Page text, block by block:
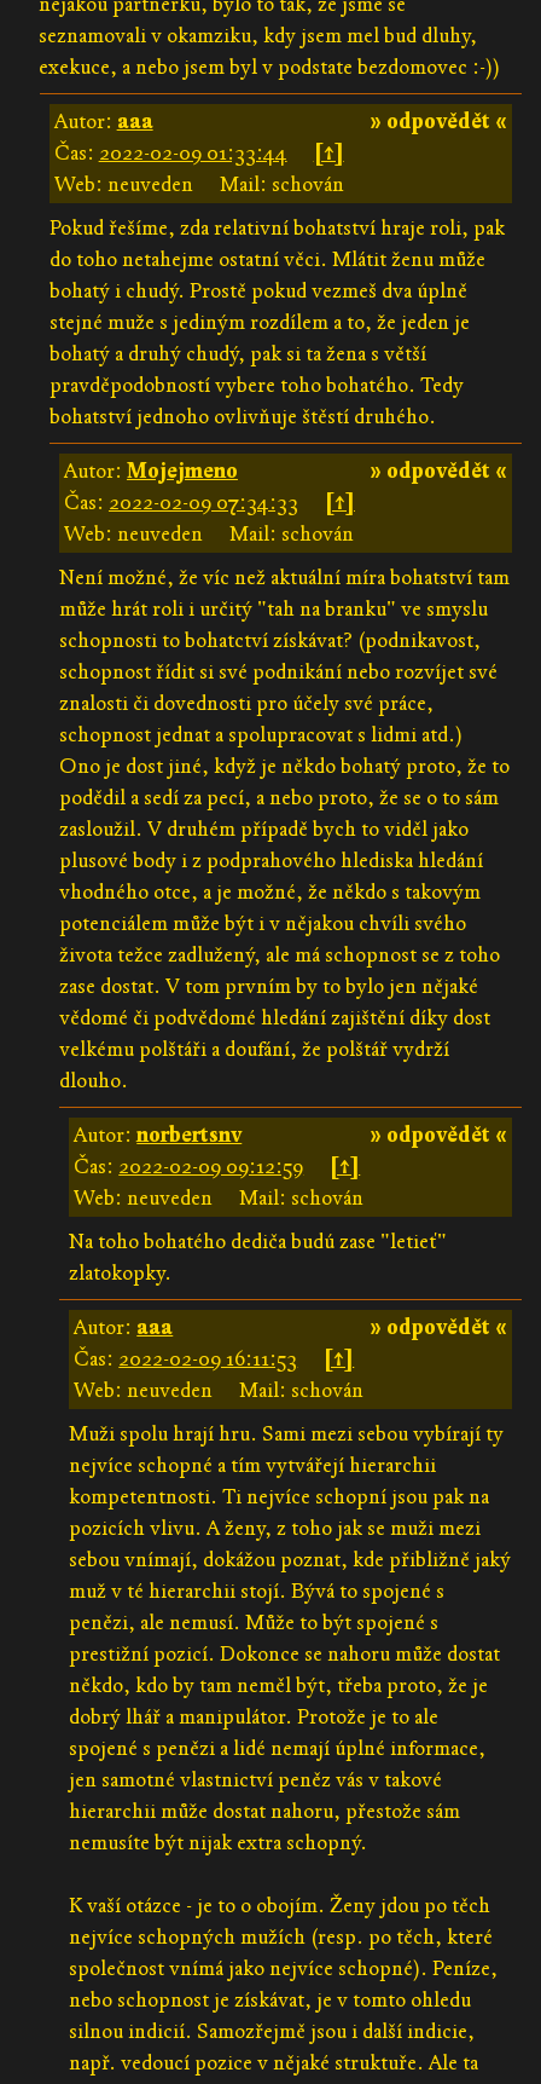
seznamovali v okamziku, kdy jsem mel bud dluhy,
exekuce, a nebo jsem byl v podstate bezdomovec :-))
» odpovědět «
Autor: aaa
Čas: 2022-02-09 01:33:44
[↑]
Web: neuveden
Mail: schován
Pokud řešíme, zda relativní bohatství hraje roli, pak
do toho netahejme ostatní věci. Mlátit ženu může
bohatý i chudý. Prostě pokud vezmeš dva úplně
stejné muže s jediným rozdílem a to, že jeden je
bohatý a druhý chudý, pak si ta žena s větší
pravděpodobností vybere toho bohatého. Tedy
bohatství jednoho ovlivňuje štěstí druhého.
» odpovědět «
Autor: Mojejmeno
Čas: 2022-02-09 07:34:33
[↑]
Web: neuveden
Mail: schován
Není možné, že víc než aktuální míra bohatství tam
může hrát roli i určitý "tah na branku" ve smyslu
schopnosti to bohatctví získávat? (podnikavost,
schopnost řídit si své podnikání nebo rozvíjet své
znalosti či dovednosti pro účely své práce,
schopnost jednat a spolupracovat s lidmi atd.)
Ono je dost jiné, když je někdo bohatý proto, že to
podědil a sedí za pecí, a nebo proto, že se o to sám
zasloužil. V druhém případě bych to viděl jako
plusové body i z podprahového hlediska hledání
vhodného otce, a je možné, že někdo s takovým
potenciálem může být i v nějakou chvíli svého
života težce zadlužený, ale má schopnost se z toho
zase dostat. V tom prvním by to bylo jen nějaké
vědomé či podvědomé hledání zajištění díky dost
velkému polštáři a doufání, že polštář vydrží
dlouho.
» odpovědět «
Autor:norbertsnv
Čas: 2022-02-09 09:12:59
[↑]
Web: neuveden
Mail: schován
Na toho bohatého dediča budú zase "letieť"
zlatokopky.
» odpovědět «
Autor: aaa
Čas: 2022-02-09 16:11:53
[↑]
Web: neuveden
Mail: schován
Muži spolu hrají hru. Sami mezi sebou vybírají ty
nejvíce schopné a tím vytvářejí hierarchii
kompetentnosti. Ti nejvíce schopní jsou pak na
pozicích vlivu. A ženy, z toho jak se muži mezi
sebou vnímají, dokážou poznat, kde přibližně jaký
muž v té hierarchii stojí. Bývá to spojené s
penězi, ale nemusí. Může to být spojené s
prestižní pozicí. Dokonce se nahoru může dostat
někdo, kdo by tam neměl být, třeba proto, že je
dobrý lhář a manipulátor. Protože je to ale
spojené s penězi a lidé nemají úplné informace,
jen samotné vlastnictví peněz vás v takové
hierarchii může dostat nahoru, přestože sám
nemusíte být nijak extra schopný.
K vaší otázce - je to o obojím. Ženy jdou po těch
nejvíce schopných mužích (resp. po těch, které
společnost vnímá jako nejvíce schopné). Peníze,
nebo schopnost je získávat, je v tomto ohledu
silnou indicií. Samozřejmě jsou i další indicie,
např. vedoucí pozice v nějaké struktuře. Ale ta